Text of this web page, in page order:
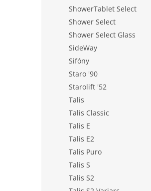
ShowerTablet Select
Shower Select
Shower Select Glass
SideWay
Sifóny
Staro '90
Starolift '52
Talis
Talis Classic
Talis E
Talis E2
Talis Puro
Talis S
Talis S2